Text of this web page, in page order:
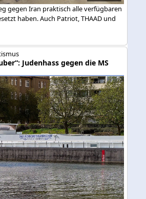
gegen Iran praktisch alle verfügbaren
haben. Auch Patriot, THAAD und
Judenhass gegen die MS